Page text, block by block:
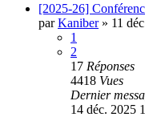
[2025-26]
parKaniber» 11
1
2
17 Réponses
4418 Vues
Dernier
14 déc. 2025